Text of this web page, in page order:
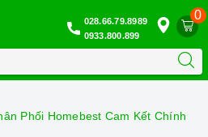
0
028.66.79.8989
0933.800.899
Phối Homebest Cam Kết Chính